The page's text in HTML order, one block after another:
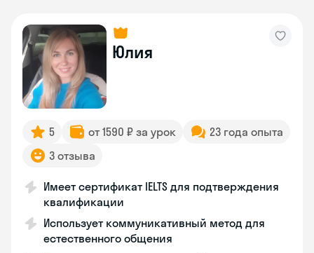
Юлия
5 от 1590 ₽ за урок
23 года опыта
3 отзыва
Имеет сертификат IELTS для подтверждения
квалификации
Использует коммуникативный метод для
естественного общения